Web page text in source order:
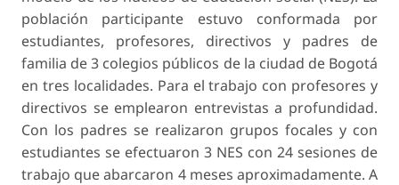
población participante estuvo conformada por
estudiantes, profesores, directivos y padres de
familia de 3 colegios públicos de la ciudad de Bogotá
en tres localidades. Para el trabajo con profesores y
directivos se emplearon entrevistas a profundidad.
Con los padres se realizaron grupos focales y con
estudiantes se efectuaron 3 NES con 24 sesiones de
trabajo que abarcaron 4 meses aproximadamente. A